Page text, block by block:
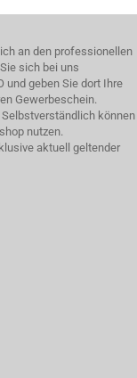
an den professionellen
sich bei uns
und geben Sie dort Ihre
Gewerbeschein.
können
nutzen.
aktuell geltender